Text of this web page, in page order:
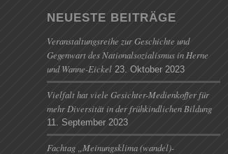
NEUESTE BEITRÄGE
Veranstaltungsreihe zur Geschichte und
Gegenwart des Nationalsozialismus in Herne
und Wanne-Eickel 23. Oktober 2023
Vielfalt hat viele Gesichter-Medienkoffer für
mehr Diversität in der frühkindlichen Bildung
11. September 2023
Fachtag „Meinungsklima (wandel)-